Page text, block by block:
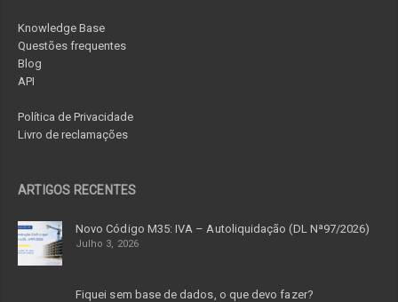
Knowledge Base
Questões frequentes
Blog
API
Política de Privacidade
Livro de reclamações
ARTIGOS RECENTES
Novo Código M35: IVA – Autoliquidação (DL Nª97/2026)
Julho 3, 2026
Fiquei sem base de dados, o que devo fazer?